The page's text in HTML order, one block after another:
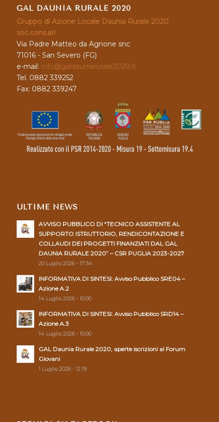
GAL DAUNIA RURALE 2020
Gruppo di Azione Locale Daunia Rurale 2020
soc.cons.arl
Via Padre Matteo da Agnone snc
71016 - San Severo (FG)
e-mail: info@galdauniarurale2020.it
Tel. 0882 339252
Fax: 0882 339247
ULTIME NEWS
AVVISO PUBBLICO DI “TECNICO ASSISTENTE AL
SUPPORTO ISTRUTTORIO, RENDICONTAZIONE E
COLLAUDI DEI PROGETTI FINANZIATI DAL GAL
DAUNIA RURALE 2020” – CSR PUGLIA 2023-2027
20 Luglio 2026 - 17:34
INFORMATIVA DI SINTESI: Avviso Pubblico SRE04 –
Azione A.2
14 Luglio 2026 - 10:00
INFORMATIVA DI SINTESI: Avviso Pubblico SRD14 –
Azione A.3
14 Luglio 2026 - 10:00
GAL Daunia Rurale 2020, aperte iscrizioni al Forum
Giovani
1 Luglio 2026 - 12:19